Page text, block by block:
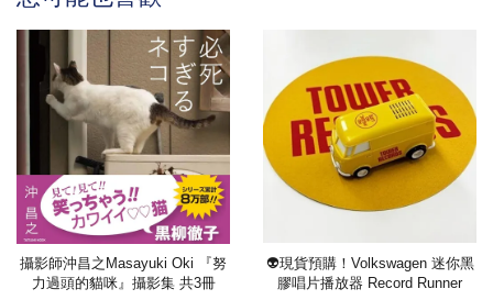
攝影師沖昌之Masayuki Oki 『努
力過頭的貓咪』攝影集 共3冊
👽現貨預購！Volkswagen 迷你黑
膠唱片播放器 Record Runner